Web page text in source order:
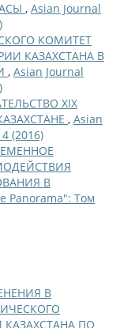
, Asian Journal
КОМИТЕТ
КАЗАХСТАНА В
, Asian Journal
XIX
, Asian
(2016)
В
Panorama": Том
В
ПО